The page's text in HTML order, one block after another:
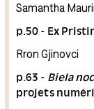
Samantha
p.50 - Ex
Rron Gjinovci
p.63 - Biela noc
projets